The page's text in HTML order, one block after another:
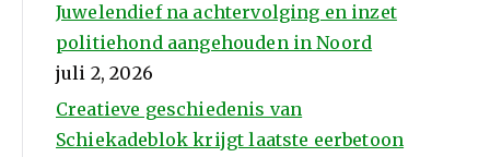
Juwelendief na achtervolging en inzet
politiehond aangehouden in Noord
juli 2, 2026
Creatieve geschiedenis van
Schiekadeblok krijgt laatste eerbetoon